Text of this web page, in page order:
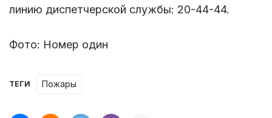
линию диспетчерской службы: 20-44-44.
Фото: Номер один
ТЕГИ пожары